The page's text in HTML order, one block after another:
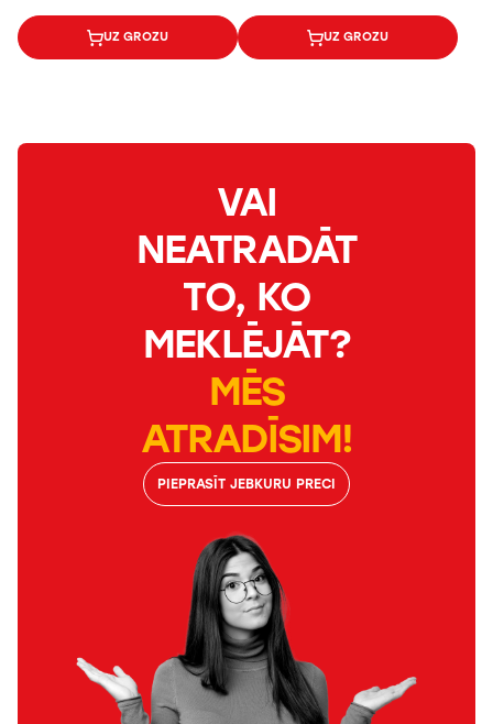
UZ GROZU UZ GROZU
VAI
NEATRADĀT
TO, KO
MEKLĒJĀT?
MĒS
ATRADĪSIM!
PIEPRASĪT JEBKURU PRECI